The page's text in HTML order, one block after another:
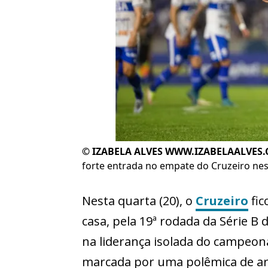
©IZABELA ALVES
forte entrada no empate do Cruzeiro
Nesta quarta (20), o Cruzeiro
casa, pela 19ª rodada da Série
na liderança isolada do
marcada por uma polêmica de